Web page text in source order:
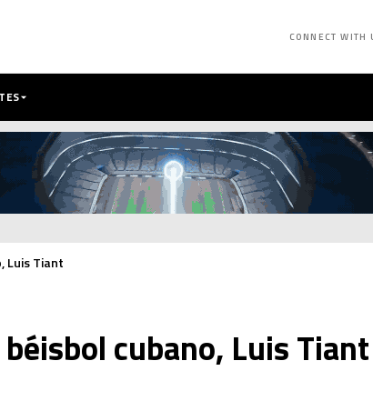
CONNECT WITH
Luis Tiant
cubano, Luis Tiant